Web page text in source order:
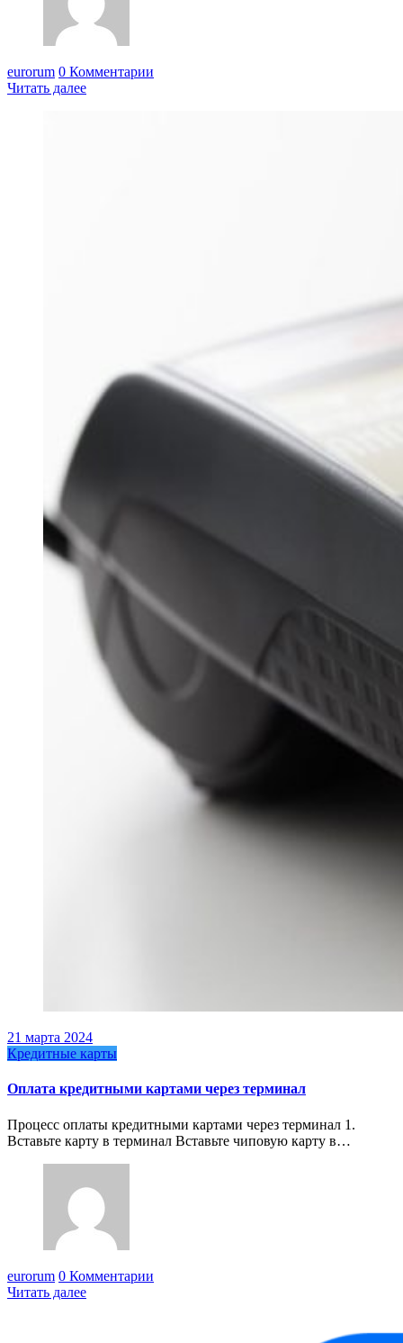
eurorum 0 Комментарии
Читать далее
21 марта 2024
Кредитные карты
Оплата кредитными картами через терминал
Процесс оплаты кредитными картами через терминал 1.
Вставьте карту в терминал Вставьте чиповую карту в…
eurorum 0 Комментарии
Читать далее